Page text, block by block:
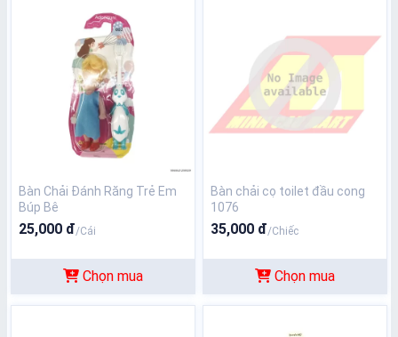
Bàn Chải Đánh Răng Trẻ Em
Búp Bê
25,000 đ/Cái
Chọn mua
Bàn chải cọ toilet đầu cong
1076
35,000 đ/Chiếc
Chọn mua